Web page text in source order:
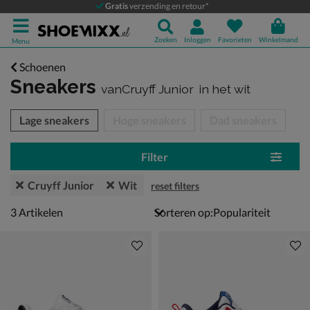
Gratisverzending en retour*
Menu Zoeken Inloggen Favorieten Winkelmand
Schoenen
Sneakers vanCruyff Junior in het wit
over
Lage sneakers
Filter
Cruyff Junior Wit reset filters
3 artikelen
3Artikelen Sorteren op: